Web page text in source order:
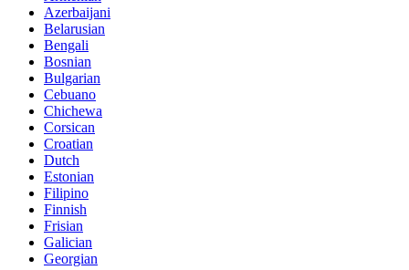
Azerbaijani
Belarusian
Bengali
Bosnian
Bulgarian
Cebuano
Chichewa
Corsican
Croatian
Dutch
Estonian
Filipino
Finnish
Frisian
Galician
Georgian